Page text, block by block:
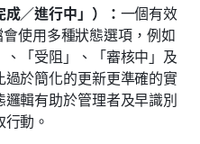
／進行中」）： 一個有效
使用多種狀態選項，例如
、「受阻」、「審核中」及
過於簡化的更新更準確的實
輯有助於管理者及早識別
動。